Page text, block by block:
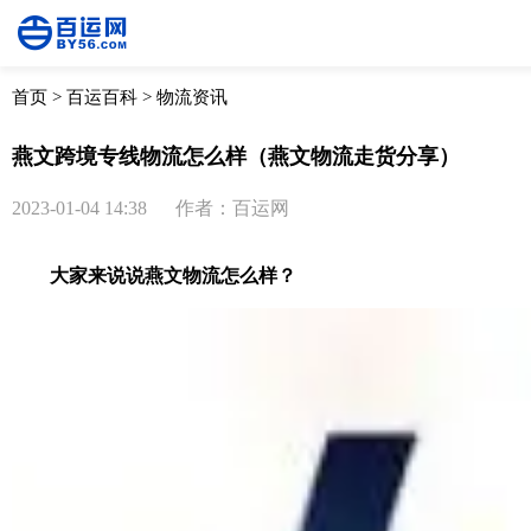
首页 > 百运百科 > 物流资讯
燕文跨境专线物流怎么样（燕文物流走货分享）
2023-01-04 14:38 作者：百运网
大家来说说燕文物流怎么样？